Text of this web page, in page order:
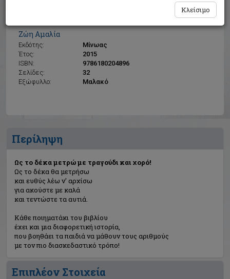
Ως το δέκα μετρώ με τραγούδι και χορό!
Ζώη Αμαλία
Εκδότης:
Μίνωας
Έτος:
2015
ISBN:
9786180204896
Σελίδες:
32
Εξώφυλλο:
Μαλακό
Περίληψη
Ως το δέκα μετρώ με τραγούδι και χορό!
Ως το δέκα θα μετρήσω
και ευθύς λέω ν' αρχίσω
για ακούστε με καλά
και τεντώστε τα αυτιά.
Κάθε ποιηματάκι του βιβλίου
έχει και μια διαφορετική ιστορία,
που βοηθάει τα παιδιά να μάθουν τους αριθμούς
με τον πιο διασκεδαστικό τρόπο!
Επιπλέον Στοιχεία
Κλείσιμο